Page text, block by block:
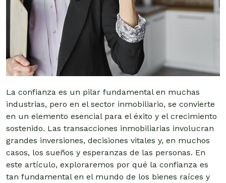
La confianza es un pilar fundamental en muchas
industrias, pero en el sector inmobiliario, se convierte
en un elemento esencial para el éxito y el crecimiento
sostenido. Las transacciones inmobiliarias involucran
grandes inversiones, decisiones vitales y, en muchos
casos, los sueños y esperanzas de las personas. En
este artículo, exploraremos por qué la confianza es
tan fundamental en el mundo de los bienes raíces y